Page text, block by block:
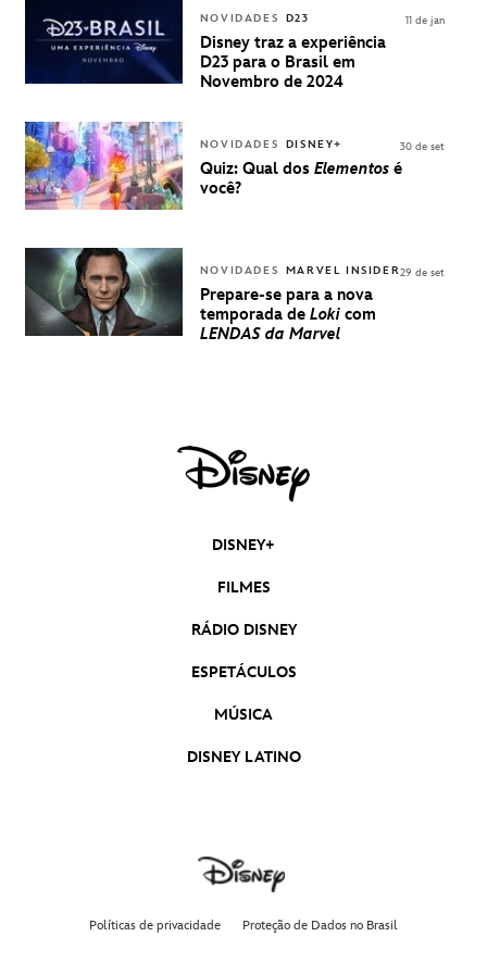
INGRESSOS
PARA A D23
BRASIL -
UMA
DISNEY
NOVIDADES D23
Disney traz a experiência
D23 para o Brasil em
Novembro de 2024
11 de jan
NOVIDADES DISNEY+
Quiz: Qual dos Elementos é
você?
30 de set
NOVIDADES MARVEL INSIDER
Prepare-se para a nova
temporada de Loki com
LENDAS da Marvel
29 de set
DISNEY+
FILMES
RÁDIO DISNEY
ESPETÁCULOS
MÚSICA
DISNEY LATINO
Políticas de privacidade Proteção de Dados no Brasil